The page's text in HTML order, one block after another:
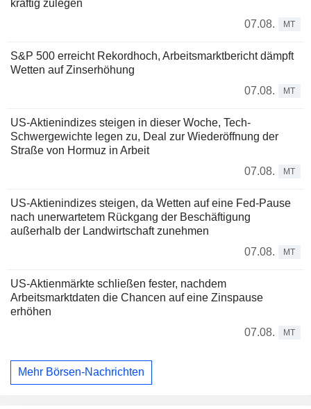
kräftig zulegen
07.08.
MT
S&P 500 erreicht Rekordhoch, Arbeitsmarktbericht dämpft
Wetten auf Zinserhöhung
07.08.
MT
US-Aktienindizes steigen in dieser Woche, Tech-
Schwergewichte legen zu, Deal zur Wiederöffnung der
Straße von Hormuz in Arbeit
07.08.
MT
US-Aktienindizes steigen, da Wetten auf eine Fed-Pause
nach unerwartetem Rückgang der Beschäftigung
außerhalb der Landwirtschaft zunehmen
07.08.
MT
US-Aktienmärkte schließen fester, nachdem
Arbeitsmarktdaten die Chancen auf eine Zinspause
erhöhen
07.08.
MT
Mehr Börsen-Nachrichten